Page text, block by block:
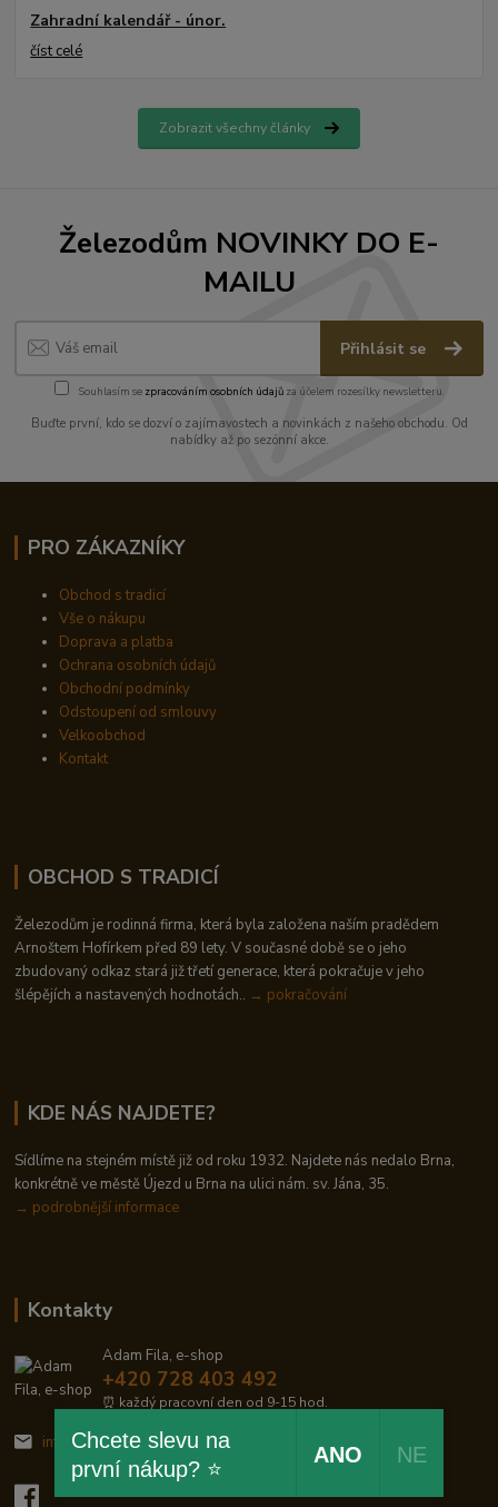
Zahradní kalendář - únor.
číst celé
Zobrazit všechny články
Železodům NOVINKY DO E-
MAILU
Přihlásit se
Souhlasím se zpracováním osobních údajůza účelem rozesílky newsletteru.
Buďte první, kdo se dozví o zajímavostech a novinkách z našeho obchodu. Od
nabídky až po sezónní akce.
PRO ZÁKAZNÍKY
Obchod s tradicí
Vše o nákupu
Doprava a platba
Ochrana osobních údajů
Obchodní podmínky
Odstoupení od smlouvy
Velkoobchod
Kontakt
OBCHOD S TRADICÍ
Železodům je rodinná firma, která byla založena naším pradědem
Arnoštem Hofírkem před 89 lety. V současné době se o jeho
zbudovaný odkaz stará již třetí generace, která pokračuje v jeho
šlépějích a nastavených hodnotách.. → pokračování
KDE NÁS NAJDETE?
Sídlíme na stejném místě již od roku 1932. Najdete nás nedalo Brna,
konkrétně ve městě Újezd u Brna na ulici nám. sv. Jána, 35.
→ podrobnější informace
Kontakty
Adam Fila, e-shop
+420 728 403 492
⏰ každý pracovní den od 9-15 hod.
info@zelezodum.cz
Chcete slevu na
první nákup? ⭐
ANO NE